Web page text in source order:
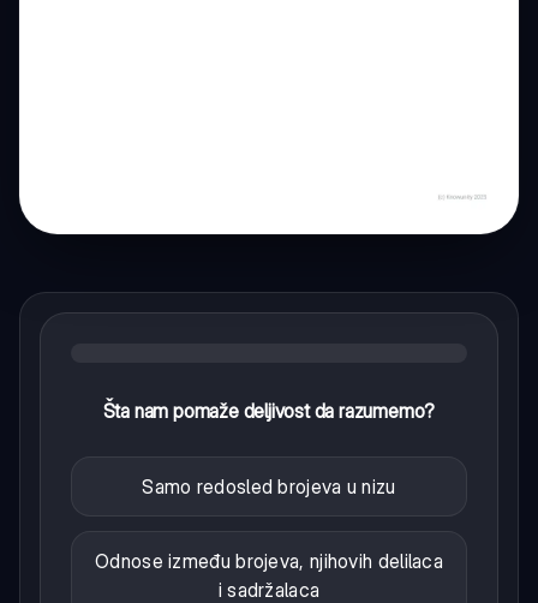
Šta nam pomaže deljivost da razumemo?
Samo redosled brojeva u nizu
Odnose između brojeva, njihovih delilaca
i sadržalaca